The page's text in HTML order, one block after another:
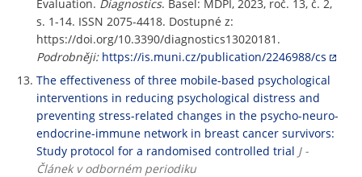
Evaluation. Diagnostics. Basel: MDPI, 2023, roč. 13, č. 2,
s. 1-14. ISSN 2075-4418. Dostupné z:
https://doi.org/10.3390/diagnostics13020181.
Podrobněji: https://is.muni.cz/publication/2246988/cs
The effectiveness of three mobile-based psychological
interventions in reducing psychological distress and
preventing stress-related changes in the psycho-neuro-
endocrine-immune network in breast cancer survivors:
Study protocol for a randomised controlled trial J -
Článek v odborném periodiku